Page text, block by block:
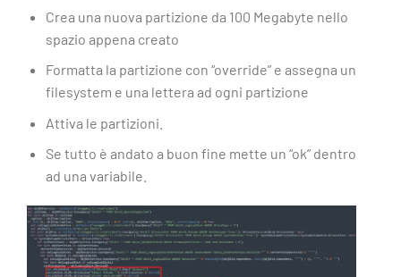
Crea una nuova partizione da 100 Megabyte nello
spazio appena creato
Formatta la partizione con “override” e assegna un
filesystem e una lettera ad ogni partizione
Attiva le partizioni.
Se tutto è andato a buon fine mette un “ok” dentro
ad una variabile.